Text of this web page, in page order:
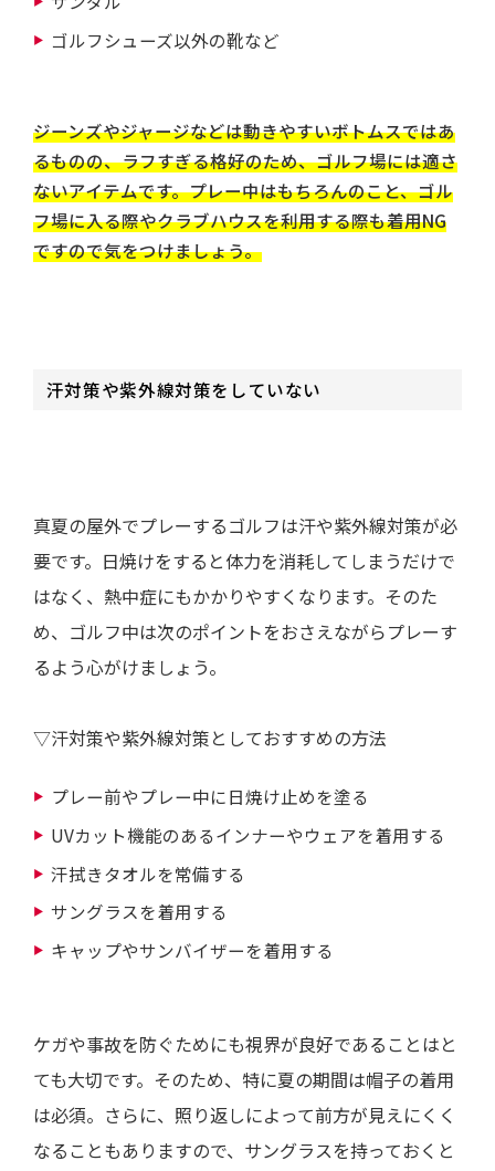
ゴルフシューズ以外の靴など
ジーンズやジャージなどは動きやすいボトムスではあ
るものの、ラフすぎる格好のため、ゴルフ場には適さ
ないアイテムです。プレー中はもちろんのこと、ゴル
フ場に入る際やクラブハウスを利用する際も着用NG
ですので気をつけましょう。
汗対策や紫外線対策をしていない
真夏の屋外でプレーするゴルフは汗や紫外線対策が必
要です。日焼けをすると体力を消耗してしまうだけで
はなく、熱中症にもかかりやすくなります。そのた
め、ゴルフ中は次のポイントをおさえながらプレーす
るよう心がけましょう。
▽汗対策や紫外線対策としておすすめの方法
プレー前やプレー中に日焼け止めを塗る
UVカット機能のあるインナーやウェアを着用する
汗拭きタオルを常備する
サングラスを着用する
キャップやサンバイザーを着用する
ケガや事故を防ぐためにも視界が良好であることはと
ても大切です。そのため、特に夏の期間は帽子の着用
は必須。さらに、照り返しによって前方が見えにくく
なることもありますので、サングラスを持っておくと